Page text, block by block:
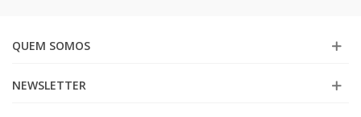
QUEM SOMOS
NEWSLETTER